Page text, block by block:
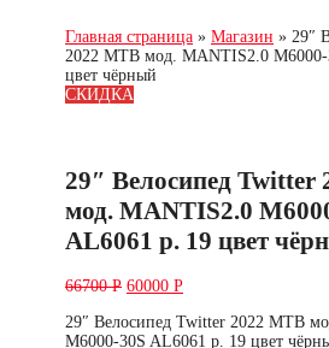
Главная страница » Магазин » 29″
2022 MTB мод. MANTIS2.0
цвет чёрный
СКИДКА
29″ Велосипед Twitter
мод. MANTIS2.0
AL6061 р. 19 цвет
66700Р 60000 Р
29″ Велосипед Twitter 2022 MTB
M6000-30S AL6061 р. 19 цвет